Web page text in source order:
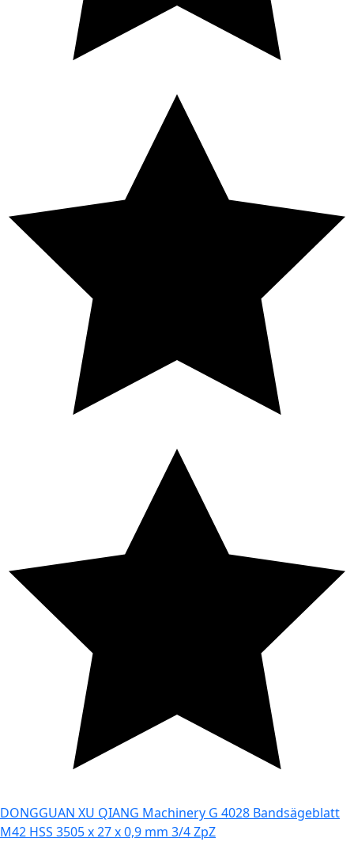
DONGGUAN XU QIANG Machinery G 4028 Bandsägeblatt
M42 HSS 3505 x 27 x 0,9 mm 3/4 ZpZ